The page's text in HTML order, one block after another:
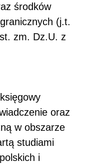
środków
(j.t.
zm. Dz.U. z
oraz
w obszarze
studiami
i